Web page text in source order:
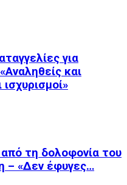
για
και
τη δολοφονία του
– «Δεν έφυγες…